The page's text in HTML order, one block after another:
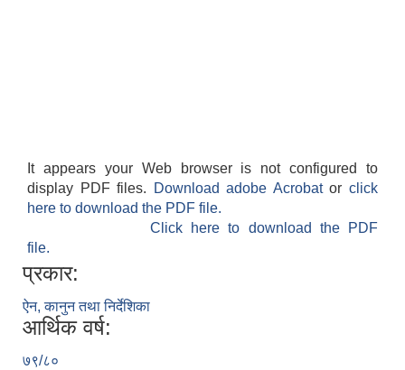
It appears your Web browser is not configured to
display PDF files.
Download adobe Acrobatorclick
here to download the PDF file.
Click here to download the PDF
file.
प्रकार:
ऐन, कानुन तथा निर्देशिका
आर्थिक वर्ष:
७९/८०